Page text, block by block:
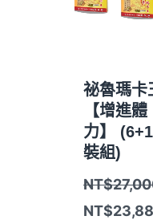
祕魯瑪卡
【增進體
力】
裝組)
NT$
NT$